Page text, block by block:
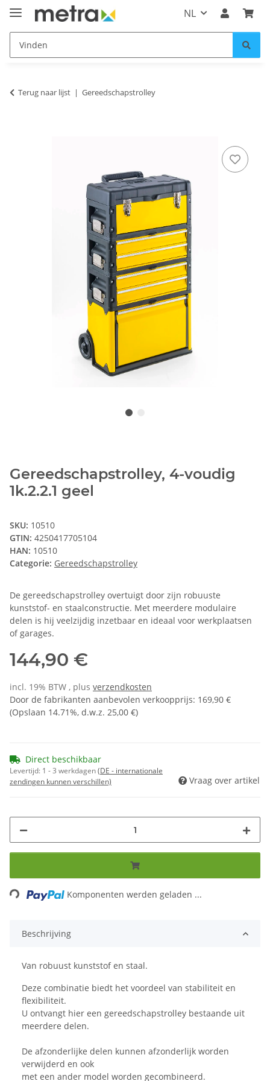
NL
Terug naar lijst Gereedschapstrolley
Gereedschapstrolley, 4-voudig
1k.2.2.1 geel
SKU: 10510
GTIN: 4250417705104
HAN: 10510
Categorie: Gereedschapstrolley
De gereedschapstrolley overtuigt door zijn robuuste
kunststof- en staalconstructie. Met meerdere modulaire
delen is hij veelzijdig inzetbaar en ideaal voor werkplaatsen
of garages.
144,90 €
incl. 19% BTW , plus verzendkosten
Door de fabrikanten aanbevolen verkoopprijs: 169,90 €
(Opslaan 14.71%, d.w.z. 25,00 €)
Direct beschikbaar
Levertijd: 1 - 3 werkdagen(DE - internationale
zendingen kunnen verschillen)
Vraag over artikel
Loading... Komponenten werden geladen ...
Beschrijving
Van robuust kunststof en staal.
Deze combinatie biedt het voordeel van stabiliteit en
flexibiliteit.
U ontvangt hier een gereedschapstrolley bestaande uit
meerdere delen.
De afzonderlijke delen kunnen afzonderlijk worden
verwijderd en ook
met een ander model worden gecombineerd.